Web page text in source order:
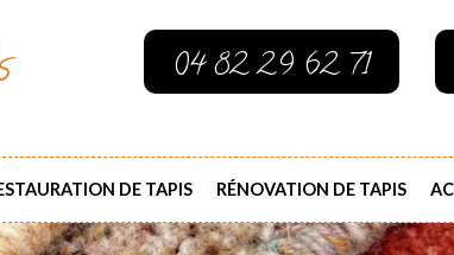
04 82 29 62 71
DE TAPIS RÉNOVATION DE TAPIS